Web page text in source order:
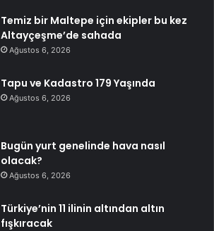
Temiz bir Maltepe için ekipler bu kez
Altayçeşme’de sahada
Ağustos 6, 2026
Tapu ve Kadastro 179 Yaşında
Ağustos 6, 2026
Bugün yurt genelinde hava nasıl
olacak?
Ağustos 6, 2026
Türkiye’nin 11 ilinin altından altın
fışkıracak